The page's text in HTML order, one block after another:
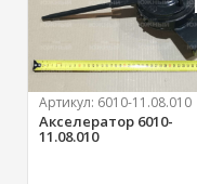
Артикул: 6010-11.08.010
Акселератор 6010-
11.08.010